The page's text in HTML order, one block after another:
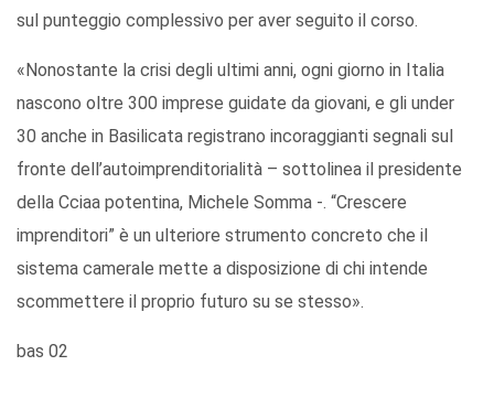
sul punteggio complessivo per aver seguito il corso.
«Nonostante la crisi degli ultimi anni, ogni giorno in Italia
nascono oltre 300 imprese guidate da giovani, e gli under
30 anche in Basilicata registrano incoraggianti segnali sul
fronte dell’autoimprenditorialità – sottolinea il presidente
della Cciaa potentina, Michele Somma -. “Crescere
imprenditori” è un ulteriore strumento concreto che il
sistema camerale mette a disposizione di chi intende
scommettere il proprio futuro su se stesso».
bas 02